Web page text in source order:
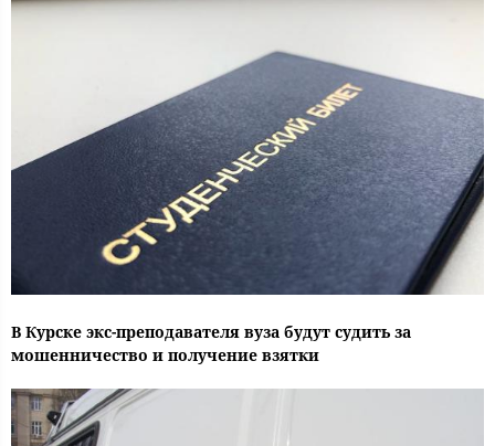
В Курске экс-преподавателя вуза будут судить за
мошенничество и получение взятки